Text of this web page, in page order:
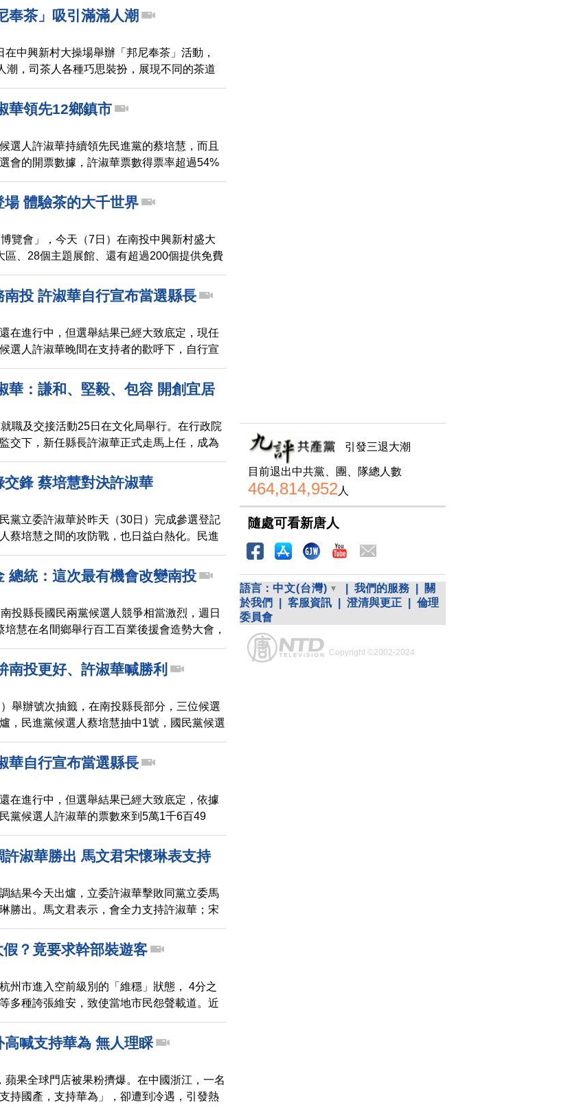
奉茶」吸引滿滿人潮
中興新村大操場舉辦「邦尼奉茶」活動，
潮，司茶人各種巧思裝扮，展現不同的茶道
年華會。
華領先12鄉鎮市
選人許淑華持續領先民進黨的蔡培慧，而且
會的開票數據，許淑華票數得票率超過54%
鄉鎮市，許淑華領先12鄉鎮市，蔡培慧只在
體驗茶的大千世界
覽會」，今天（7日）在南投中興新村盛大
區、28個主題展館、還有超過200個提供免費
好茶、喝好茶。
南投 許淑華自行宣布當選縣長
在進行中，但選舉結果已經大致底定，現任
選人許淑華晚間在支持者的歡呼下，自行宣
華：謙和、堅毅、包容 開創宜居
職及交接活動25日在文化局舉行。在行政院
交下，新任縣長許淑華正式走馬上任，成為
鋒 蔡培慧對決許淑華
黨立委許淑華於昨天（30日）完成參選登記
蔡培慧之間的攻防戰，也日益白熱化。民進
選在今天（31日）前往南投縣選舉委員會完
式展開。
總統：這次最有機會改變南投
投縣長國民兩黨候選人競爭相當激烈，週日
培慧在名間鄉舉行百工百業後援會造勢大會，
南投更好、許淑華喊勝利
舉辦號次抽籤，在南投縣長部分，三位候選
，民進黨候選人蔡培慧抽中1號，國民黨候選
籍候選人王永慶抽中3號。而國民兩黨兩大陣
掃街行程，爭取選民支持。
華自行宣布當選縣長
在進行中，但選舉結果已經大致底定，依據
黨候選人許淑華的票數來到5萬1千6百49
間許淑華在支持者的歡呼下，自行宣布當選
淑華勝出 馬文君宋懷琳表支持
結果今天出爐，立委許淑華擊敗同黨立委馬
勝出。馬文君表示，會全力支持許淑華；宋
出人選。
？竟要求幹部裝遊客
州市進入空前級別的「維穩」狀態， 4分之
多種誇張維安，致使當地市民怨聲載道。近
下達新的指示，表示景點沒人「太假了」，
點遊玩，製造「和諧」景象。
喊支持華為 無人理睬
蘋果全球門店被果粉擠爆。在中國浙江，一名
持國產，支持華為」，卻遭到冷遇，引發熱
引發三退大潮
目前退出中共黨、團、隊總人數
464,814,952 人
隨處可看新唐人
語言： 中文(台灣) 我們的服務
關
於我們
客服資訊 澄清與更正
倫理
委員會
Copyright ©2002-2024